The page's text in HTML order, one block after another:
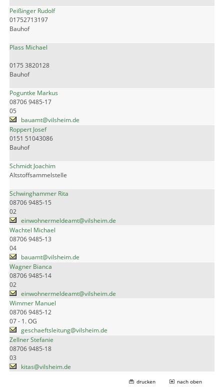
Peißinger Rudolf
01752713197
Bauhof
Plass Michael
0175 3820128
Bauhof
Poguntke Markus
08706 9485-17
05
bauamt@vilsheim.de
Roppert Josef
0151 51043086
Bauhof
Schmidt Joachim
Altstoffsammelstelle
Schwinghammer Rita
08706 9485-15
02
einwohnermeldeamt@vilsheim.de
Wachtel Michael
08706 9485-13
04
bauamt@vilsheim.de
Wagner Bianca
08706 9485-14
02
einwohnermeldeamt@vilsheim.de
Wimmer Manuel
08706 9485-12
07 - 1. OG
geschaeftsleitung@vilsheim.de
Zellner Stefanie
08706 9485-18
03
kitas@vilsheim.de
drucken nach oben